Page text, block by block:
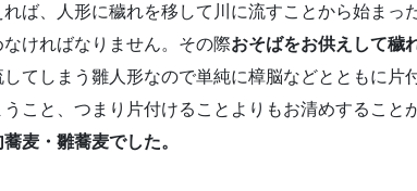
ば、人形に穢れを移して川に流すことから始まっ
ければなりません。その際おそばをお供えして穢
てしまう雛人形なので単純に樟脳などとともに片
こと、つまり片付けることよりもお清めすること
麦・雛蕎麦でした。